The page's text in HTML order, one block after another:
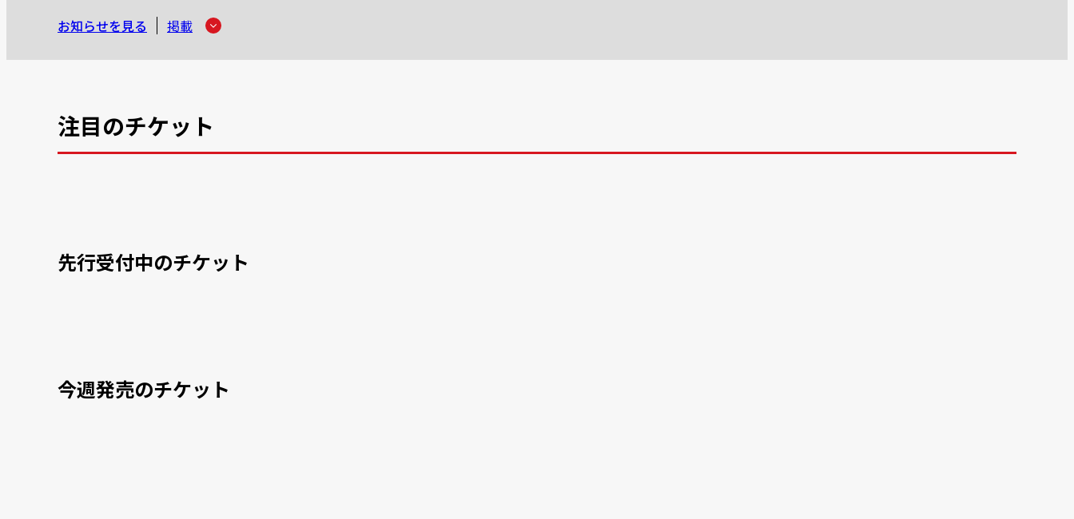
お知らせを見る 掲載
注目のチケット
先行受付中のチケット
今週発売のチケット